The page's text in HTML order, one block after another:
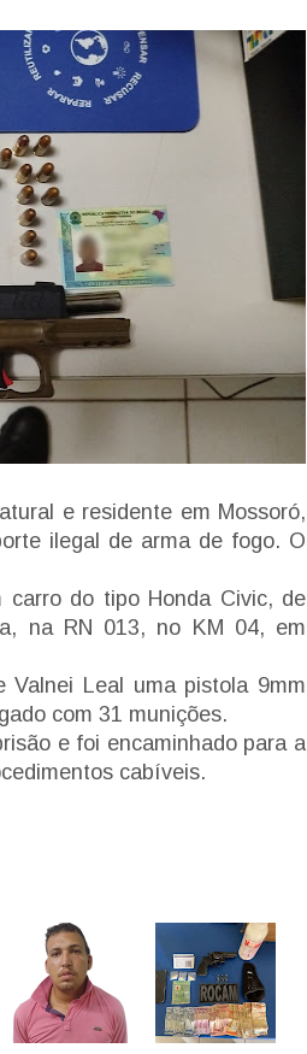
e residente em Mossoró,
ilegal de arma de fogo. O
carro do tipo Honda Civic, de
na RN 013, no KM 04, em
Valnei Leal uma pistola 9mm
com 31 munições.
e foi encaminhado para a
cabíveis.